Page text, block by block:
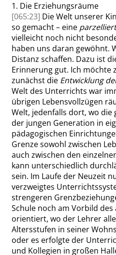
1. Die Erziehungsräume
[065:23] Die Welt unserer
so gemacht – eine
vielleicht noch nicht
haben uns daran gewöhnt.
Distanz schaffen. Dazu ist
Erinnerung gut. Ich möchte
zunächst die Entwicklung
Welt des Unterrichts war
übrigen Lebensvollzügen
Welt, jedenfalls dort, wo
der jungen Generation in
pädagogischen
Grenze sowohl zwischen
auch zwischen den
kann unterschiedlich
sein. Im Laufe der Neuzeit
verzweigtes
strengeren
Schule noch am Vorbild des
orientiert, wo der Lehrer
Altersstufen in seiner
oder es erfolgte der
und Kollegien in großen